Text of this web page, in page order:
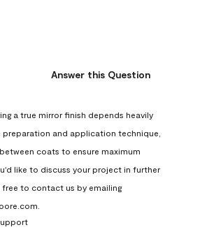
Answer this Question
a true mirror finish depends heavily
preparation and application technique,
coats to ensure maximum
like to discuss your project in further
to contact us by emailing